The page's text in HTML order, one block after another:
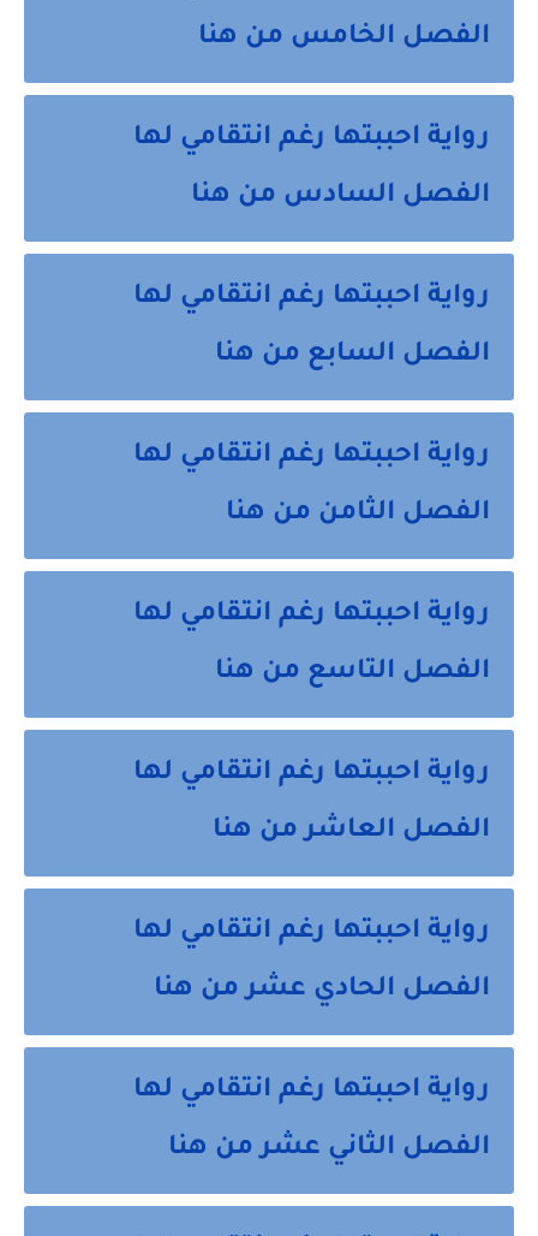
الفصل الخامس من هنا
رواية احببتها رغم انتقامي لها
الفصل السادس من هنا
رواية احببتها رغم انتقامي لها
الفصل السابع من هنا
رواية احببتها رغم انتقامي لها
الفصل الثامن من هنا
رواية احببتها رغم انتقامي لها
الفصل التاسع من هنا
رواية احببتها رغم انتقامي لها
الفصل العاشر من هنا
رواية احببتها رغم انتقامي لها
الفصل الحادي عشر من هنا
رواية احببتها رغم انتقامي لها
الفصل الثاني عشر من هنا